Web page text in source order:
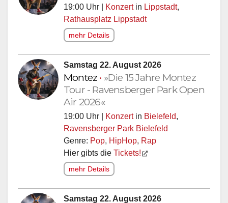
19:00 Uhr | Konzertin Lippstadt,
Rathausplatz Lippstadt
mehr Details
Samstag 22. August 2026
Montez • »Die 15 Jahre Montez
Tour - Ravensberger Park Open
Air 2026«
19:00 Uhr | Konzertin Bielefeld,
Ravensberger Park Bielefeld
Genre: Pop, HipHop, Rap
Hier gibts die Tickets!
mehr Details
Samstag 22. August 2026